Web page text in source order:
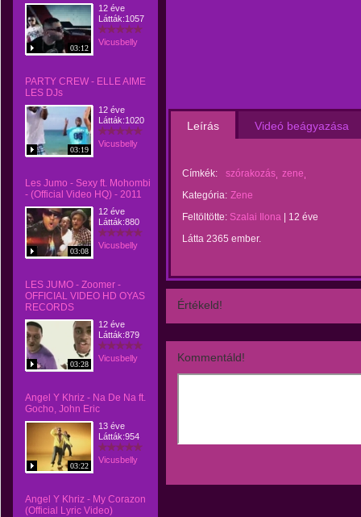
03:12
12 éve
Látták:1057
Vicusbelly
PARTY CREW - ELLE AIME
LES DJs
03:19
12 éve
Látták:1020
Vicusbelly
Les Jumo - Sexy ft. Mohombi
- (Official Video HQ) - 2011
03:08
12 éve
Látták:880
Vicusbelly
LES JUMO - Zoomer -
OFFICIAL VIDEO HD OYAS
RECORDS
03:28
12 éve
Látták:879
Vicusbelly
Angel Y Khriz - Na De Na ft.
Gocho, John Eric
03:22
13 éve
Látták:954
Vicusbelly
Angel Y Khriz - My Corazon
(Official Lyric Video)
Leírás Videó beágyazása
Címkék: szórakozás zene
Kategória: Zene
Feltöltötte: Szalai Ilona
12 éve
Látta 2365 ember.
Értékeld!
Kommentáld!